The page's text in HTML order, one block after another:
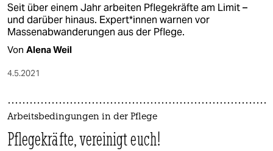
Seit über einem Jahr arbeiten Pflegekräfte am Limit –
und darüber hinaus. Ex­per­t*in­nen warnen vor
Massenabwanderungen aus der Pflege.
Von Alena Weil
4.5.2021
Arbeitsbedingungen in der Pflege
Pflegekräfte, vereinigt euch!